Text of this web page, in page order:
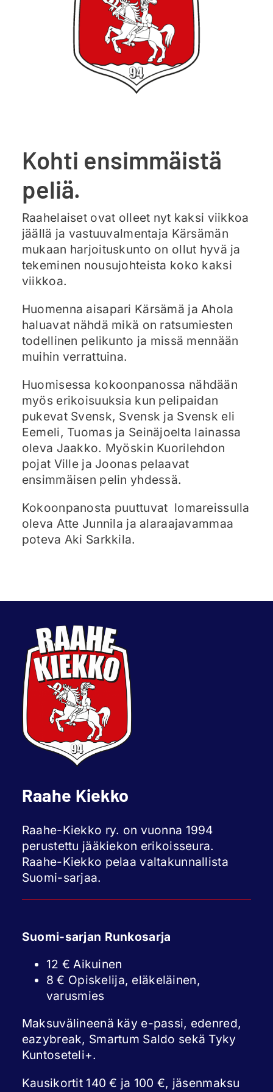
Ajankohtaista
Kohti ensimmäistä
peliä.
Raahelaiset ovat olleet nyt kaksi viikkoa
jäällä ja vastuuvalmentaja Kärsämän
mukaan harjoituskunto on ollut hyvä ja
tekeminen nousujohteista koko kaksi
viikkoa.
Huomenna aisapari Kärsämä ja Ahola
haluavat nähdä mikä on ratsumiesten
todellinen pelikunto ja missä mennään
muihin verrattuina.
Huomisessa kokoonpanossa nähdään
myös erikoisuuksia kun pelipaidan
pukevat Svensk, Svensk ja Svensk eli
Eemeli, Tuomas ja Seinäjoelta lainassa
oleva Jaakko. Myöskin Kuorilehdon
pojat Ville ja Joonas pelaavat
ensimmäisen pelin yhdessä.
Kokoonpanosta puuttuvat lomareissulla
oleva Atte Junnila ja alaraajavammaa
poteva Aki Sarkkila.
Raahe Kiekko
Raahe-Kiekko ry. on vuonna 1994
perustettu jääkiekon erikoisseura.
Raahe-Kiekko pelaa valtakunnallista
Suomi-sarjaa.
Suomi-sarjan Runkosarja
12 € Aikuinen
8 € Opiskelija, eläkeläinen,
varusmies
Maksuvälineenä käy e-passi, edenred,
eazybreak, Smartum Saldo sekä Tyky
Kuntoseteli+.
Kausikortit 140 € ja 100 €, jäsenmaksu